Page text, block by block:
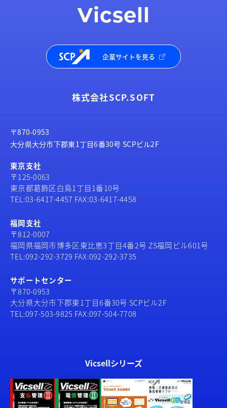
Vicsell
企業サイトを見る
株式会社SCP.SOFT
〒870-0953
大分県大分市下郡東1丁目6番30号 SCPビル2F
東京支社
〒125-0063
東京都葛飾区白鳥1丁目1番10号
TEL:03-6417-4457 FAX:03-6417-4458
福岡支社
〒812-0007
福岡県福岡市博多区東比恵3丁目4番2号 ZS福岡ビル601号
TEL:092-292-3729 FAX:092-292-3735
サポートセンター
〒870-0953
大分県大分市下郡東1丁目6番30号 SCPビル2F
TEL:097-503-9825 FAX:097-504-7708
Vicsellシリーズ